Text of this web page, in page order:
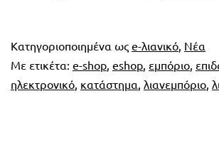
Κατηγοριοποιημένα ως e-λιανικό, Νέα
Με ετικέτα: e-shop, eshop, εμπόριο,
ηλεκτρονικό, κατάστημα, λιανεμπόριο,